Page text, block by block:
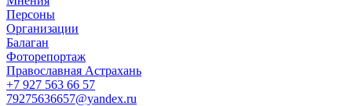
Персоны
Организации
Балаган
Фоторепортаж
Православная Астрахань
+7 927 563 66 57
79275636657@yandex.ru